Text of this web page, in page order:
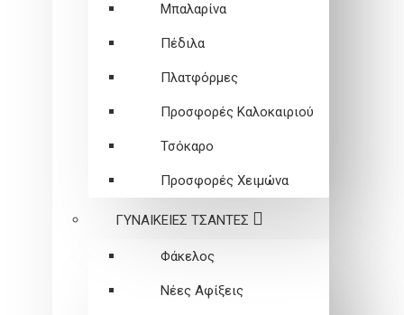
Μπαλαρίνα
Πέδιλα
Πλατφόρμες
Προσφορές Καλοκαιριού
Τσόκαρο
Προσφορές Χειμώνα
ΓΥΝΑΙΚΕΙEΣ ΤΣΑΝΤΕΣ
Φάκελος
Νέες Αφίξεις